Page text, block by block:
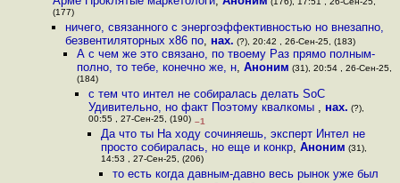
(177)
ничего, связанного с энергоэффективностью но внезапно,
безвентиляторных x86 по, нах. (?), 20:42 , 26-Сен-25, (183)
А с чем же это связано, по твоему Раз прямо полным-
полно, то тебе, конечно же, н, Аноним (31), 20:54 , 26-Сен-25,
(184)
с тем что интел не собиралась делать SoC
Удивительно, но факт Поэтому квалкомы , нах. (?),
00:55 , 27-Сен-25, (190) –1
Да что ты На ходу сочиняешь, эксперт Интел не
просто собиралась, но еще и конкр, Аноним (31),
14:53 , 27-Сен-25, (206)
то есть когда давным-давно весь рынок уже был